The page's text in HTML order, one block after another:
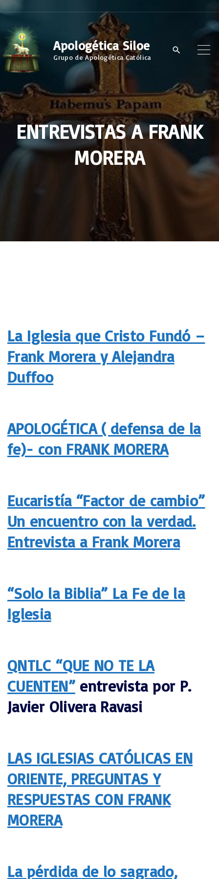
S
p
c
o
Apologética Siloe
Grupo de Apologética Católica
ENTREVISTAS A FRANK
MORERA
La Iglesia que Cristo Fundó –
Frank Morera y Alejandra
Duffoo
APOLOGÉTICA ( defensa de la
fe)- con FRANK MORERA
Eucaristía “Factor de cambio”
Un encuentro con la verdad.
Entrevista a Frank Morera
“Solo la Biblia” La Fe de la
Iglesia
QNTLC “QUE NO TE LA
CUENTEN”entrevista por P.
Javier Olivera Ravasi
LAS IGLESIAS CATÓLICAS EN
ORIENTE, PREGUNTAS Y
RESPUESTAS CON FRANK
MORERA
La pérdida de lo sagrado,